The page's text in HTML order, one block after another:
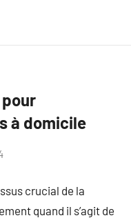
à domicile
crucial de la
quand il s’agit de